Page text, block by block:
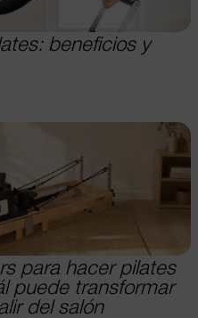
beneficios y
para hacer pilates
puede transformar
del salón